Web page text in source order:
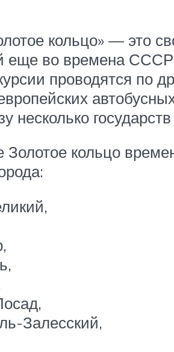
кольцо» — это
еще во времена СССР
проводятся по
несколько
Золотое кольцо
Залесский,